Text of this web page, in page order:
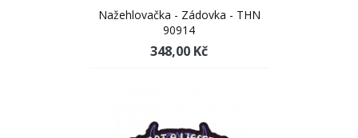
Nažehlovačka - Zádovka - THN
90914
348,00 Kč